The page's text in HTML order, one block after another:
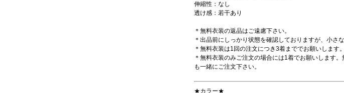
伸縮性：なし
透け感：若干あり
＊無料衣装の返品はご遠慮下さい。
＊出品前にしっかり状態を確認しておりますが、小さ
＊無料衣装は1回の注文につき3着まででお願いします。
＊無料衣装のみご注文の場合には1着でお願いします
も一緒にご注文下さい。
★カラー★